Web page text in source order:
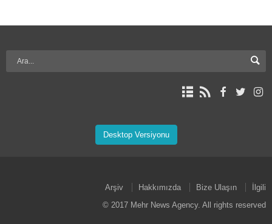
Desktop Versiyonu
Arşiv Hakkımızda Bize Ulaşın
İlgili
© 2017 Mehr News Agency. All rights reserved